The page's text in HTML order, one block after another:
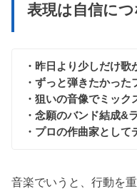
表現は自信につ
・昨日より少しだけ歌
・ずっと弾きたかった
・狙いの音像でミック
・念願のバンド結成&
・プロの作曲家として
音楽でいうと、行動を